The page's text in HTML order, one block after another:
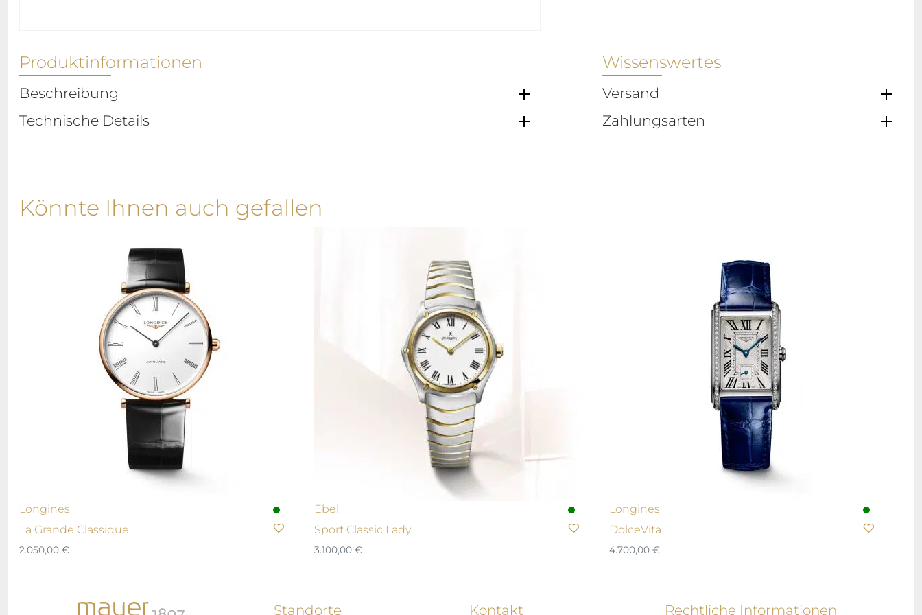
Produktinformationen
Beschreibung
Technische Details
Wissenswertes
Versand
Zahlungsarten
Könnte Ihnen auch gefallen
Longines
La Grande Classique
2.050,00 €
Ebel
Sport Classic Lady
3.100,00 €
Longines
DolceVita
4.700,00 €
Standorte Kontakt Rechtliche Informationen